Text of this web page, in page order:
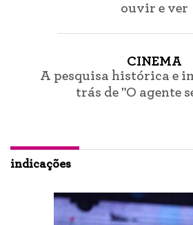
ouvir e ver
CINEMA
A pesquisa histórica e
trás de "O agente
indicações